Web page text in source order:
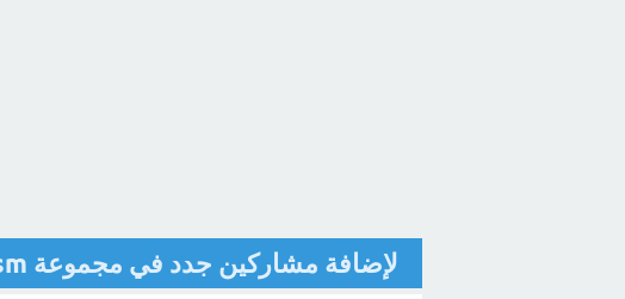
لإضافة مشاركين جدد في مجموعة Teamsm نضغط على؟ [تم الحل]